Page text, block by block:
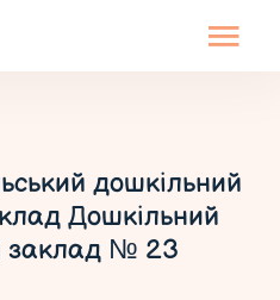
дошкільний
Дошкільний
заклад № 23